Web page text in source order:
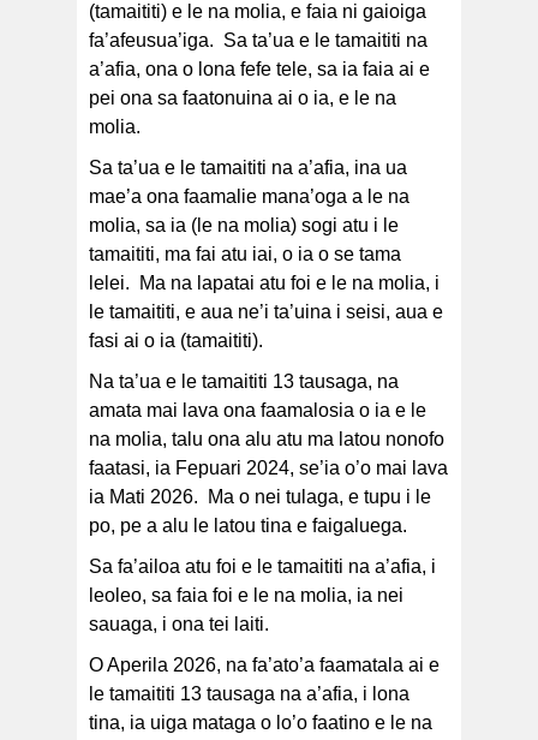
(tamaititi) e le na molia, e faia ni gaioiga
fa’afeusua’iga. Sa ta’ua e le tamaititi na
a’afia, ona o lona fefe tele, sa ia faia ai e
pei ona sa faatonuina ai o ia, e le na
molia.
Sa ta’ua e le tamaititi na a’afia, ina ua
mae’a ona faamalie mana’oga a le na
molia, sa ia (le na molia) sogi atu i le
tamaititi, ma fai atu iai, o ia o se tama
lelei. Ma na lapatai atu foi e le na molia, i
le tamaititi, e aua ne’i ta’uina i seisi, aua e
fasi ai o ia (tamaititi).
Na ta’ua e le tamaititi 13 tausaga, na
amata mai lava ona faamalosia o ia e le
na molia, talu ona alu atu ma latou nonofo
faatasi, ia Fepuari 2024, se’ia o’o mai lava
ia Mati 2026. Ma o nei tulaga, e tupu i le
po, pe a alu le latou tina e faigaluega.
Sa fa’ailoa atu foi e le tamaititi na a’afia, i
leoleo, sa faia foi e le na molia, ia nei
sauaga, i ona tei laiti.
O Aperila 2026, na fa’ato’a faamatala ai e
le tamaititi 13 tausaga na a’afia, i lona
tina, ia uiga mataga o lo’o faatino e le na